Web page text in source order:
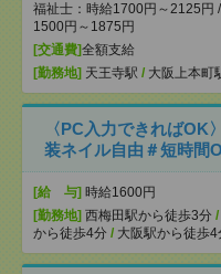
福祉士：時給1700円～2125円
1500円～1875円
[交通費]全額支給
[勤務地] 天王寺駅 / 大阪上本町
〈PC入力できればOK
装ネイル自由＃短時間
[給 与] 時給1600円
[勤務地] 西梅田駅から徒歩3分 /
から徒歩4分 / 大阪駅から徒歩4